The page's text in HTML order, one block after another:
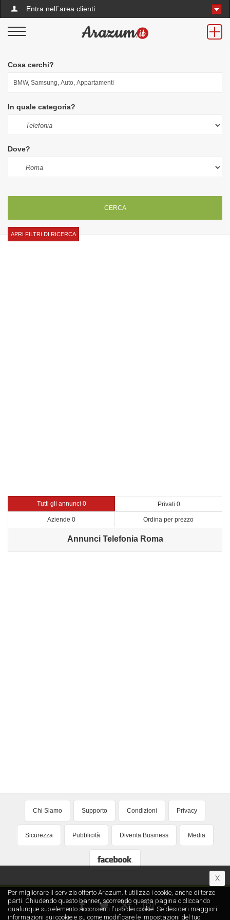
Entra nell`area clienti
Cosa cerchi?
In quale categoria?
Dove?
CERCA
APRI FILTRI DI RICERCA
Tutti gli annunci 0 Privati 0
Aziende 0 Ordina per prezzo
Annunci Telefonia Roma
Chi Siamo Supporto Condizioni Privacy
Sicurezza Pubblicità Diventa Business Media
Per migliorare il servizio offerto Arazum.it utilizza i cookie, anche di terze
parti. Chiudendo questo banner, scorrendo questa pagina o cliccando
qualunque suo elemento acconsenti l′uso dei cookie. Se desideri maggiori
informazioni sui cookie e su come modificare le impostazioni del tuo
X